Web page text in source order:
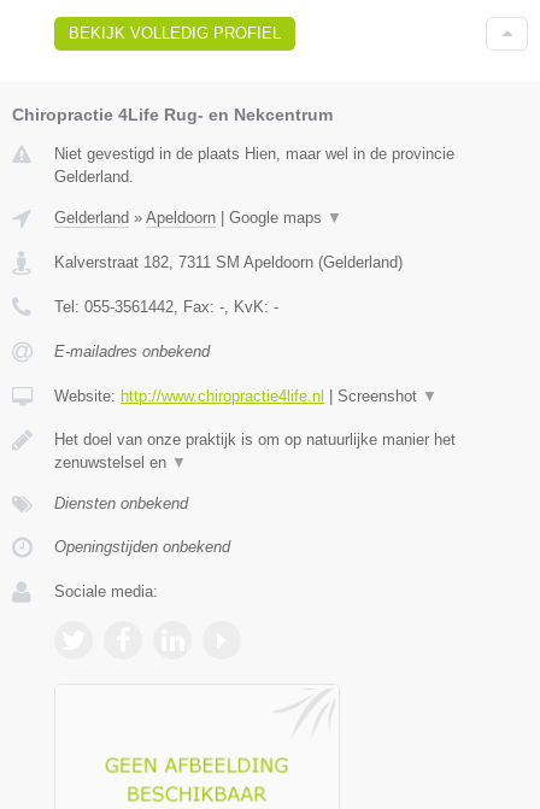
BEKIJK VOLLEDIG PROFIEL
Chiropractie 4Life Rug- en Nekcentrum
Niet gevestigd in de plaats Hien, maar wel in de provincie
Gelderland.
Gelderland » Apeldoorn Google maps ▼
Kalverstraat 182 7311 SM Apeldoorn (Gelderland)
Tel: 055-3561442 , Fax: - , KvK: -
E-mailadres onbekend
Website: http://www.chiropractie4life.nl Screenshot ▼
Het doel van onze praktijk is om op natuurlijke manier het
zenuwstelsel en ▼
Diensten onbekend
Openingstijden onbekend
Sociale media: